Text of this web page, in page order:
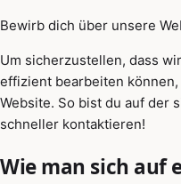
Bewirb dich über unsere
Um sicherzustellen, dass
effizient bearbeiten
Website. So bist du auf der
schneller kontaktieren!
Wie man sich auf